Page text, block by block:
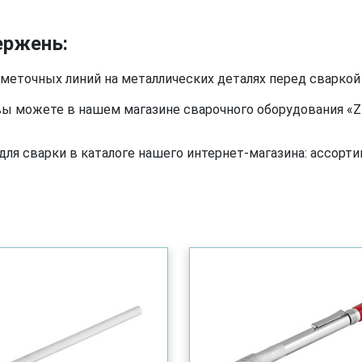
линий на металлических деталях перед сваркой
можете в нашем магазине сварочного оборудования
сварки в каталоге нашего интернет-магазина: